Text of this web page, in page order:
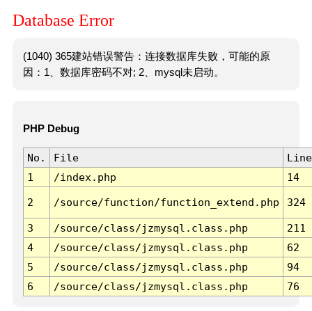
Database Error
(1040) 365建站错误警告：连接数据库失败，可能的原
因：1、数据库密码不对; 2、mysql未启动。
PHP Debug
No. File
Line
1
/index.php 14
2 /source/function/function_extend.php 324
3 /source/class/jzmysql.class.php
211
4
/source/class/jzmysql.class.php
62
5
/source/class/jzmysql.class.php
94
6
/source/class/jzmysql.class.php 76